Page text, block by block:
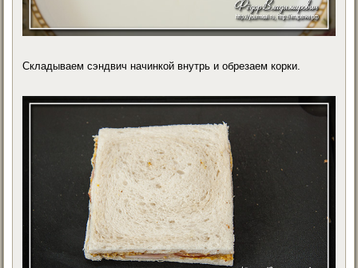
Складываем сэндвич начинкой внутрь и обрезаем корки.